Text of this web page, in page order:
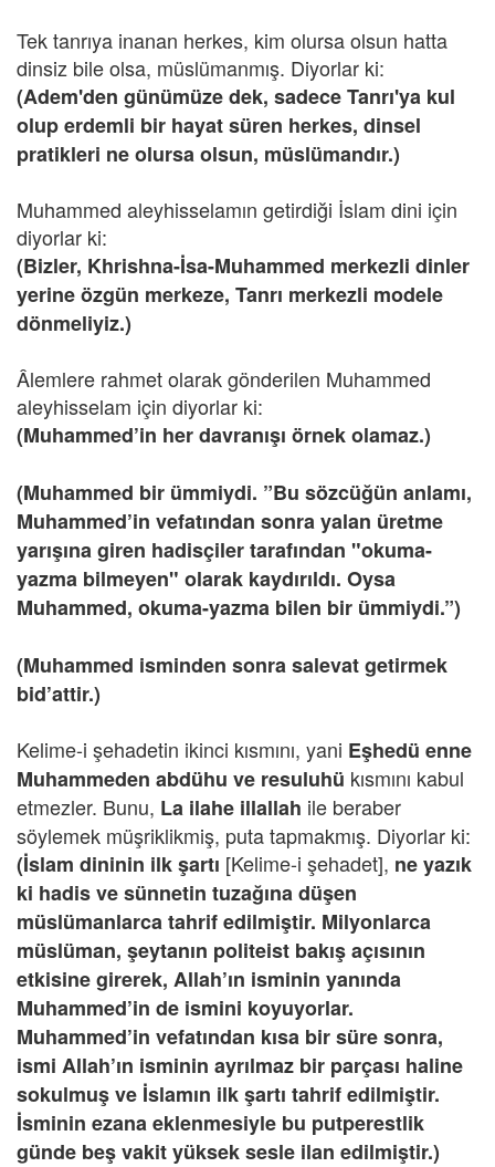
Tek tanrıya inanan herkes, kim olursa olsun hatta
dinsiz bile olsa, müslümanmış. Diyorlar ki:
(Adem'den günümüze dek, sadece Tanrı'ya kul
olup erdemli bir hayat süren herkes, dinsel
pratikleri ne olursa olsun, müslümandır.)
Muhammed aleyhisselamın getirdiği İslam dini için
diyorlar ki:
(Bizler, Khrishna-İsa-Muhammed merkezli dinler
yerine özgün merkeze, Tanrı merkezli modele
dönmeliyiz.)
Âlemlere rahmet olarak gönderilen Muhammed
aleyhisselam için diyorlar ki:
(Muhammed’in her davranışı örnek olamaz.)
(Muhammed bir ümmiydi. ”Bu sözcüğün anlamı,
Muhammed’in vefatından sonra yalan üretme
yarışına giren hadisçiler tarafından "okuma-
yazma bilmeyen" olarak kaydırıldı. Oysa
Muhammed, okuma-yazma bilen bir ümmiydi.”)
(Muhammed isminden sonra salevat getirmek
bid’attir.)
Kelime-i şehadetin ikinci kısmını, yani Eşhedü enne
Muhammeden abdühu ve resuluhü kısmını kabul
etmezler. Bunu, La ilahe illallah ile beraber
söylemek müşriklikmiş, puta tapmakmış. Diyorlar ki:
(İslam dininin ilk şartı [Kelime-i şehadet], ne yazık
ki hadis ve sünnetin tuzağına düşen
müslümanlarca tahrif edilmiştir. Milyonlarca
müslüman, şeytanın politeist bakış açısının
etkisine girerek, Allah’ın isminin yanında
Muhammed’in de ismini koyuyorlar.
Muhammed’in vefatından kısa bir süre sonra,
ismi Allah’ın isminin ayrılmaz bir parçası haline
sokulmuş ve İslamın ilk şartı tahrif edilmiştir.
İsminin ezana eklenmesiyle bu putperestlik
günde beş vakit yüksek sesle ilan edilmiştir.)